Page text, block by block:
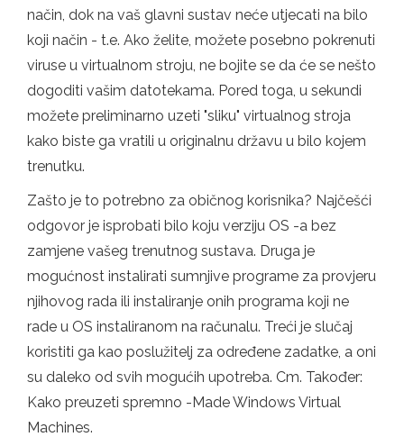
način, dok na vaš glavni sustav neće utjecati na bilo
koji način - t.e. Ako želite, možete posebno pokrenuti
viruse u virtualnom stroju, ne bojite se da će se nešto
dogoditi vašim datotekama. Pored toga, u sekundi
možete preliminarno uzeti "sliku" virtualnog stroja
kako biste ga vratili u originalnu državu u bilo kojem
trenutku.
Zašto je to potrebno za običnog korisnika? Najčešći
odgovor je isprobati bilo koju verziju OS -a bez
zamjene vašeg trenutnog sustava. Druga je
mogućnost instalirati sumnjive programe za provjeru
njihovog rada ili instaliranje onih programa koji ne
rade u OS instaliranom na računalu. Treći je slučaj
koristiti ga kao poslužitelj za određene zadatke, a oni
su daleko od svih mogućih upotreba. Cm. Također:
Kako preuzeti spremno -Made Windows Virtual
Machines.